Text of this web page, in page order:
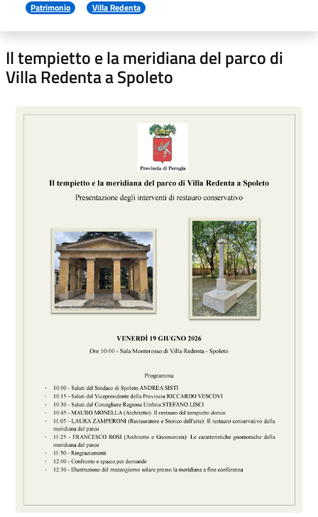
Patrimonio Villa Redenta
Il tempietto e la meridiana del parco di
Villa Redenta a Spoleto